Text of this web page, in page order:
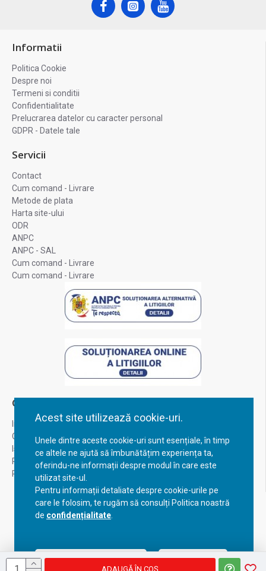
Acest site utilizează cookie-uri.
Unele dintre aceste cookie-uri sunt esențiale, în timp
ce altele ne ajută să îmbunătățim experiența ta,
oferindu-ne informații despre modul în care este
utilizat site-ul.
Pentru informații detaliate despre cookie-urile pe
care le folosim, te rugăm să consulți Politica noastră
de confidențialitate
Acceptă setările curente Configurează
ADAUGĂ ÎN COŞ
Informatii
Politica Cookie
Despre noi
Termeni si conditii
Confidentialitate
Prelucrarea datelor cu caracter personal
GDPR - Datele tale
Servicii
Contact
Cum comand - Livrare
Metode de plata
Harta site-ului
ODR
ANPC
ANPC - SAL
Cum comand - Livrare
Cum comand - Livrare
Contul Meu
Inregistrare
Contul meu
Istoric comenzi
Recuperare parola
Returnare produs